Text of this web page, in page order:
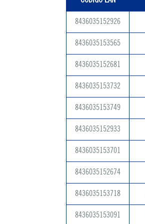
8436035152926
8436035153565
8436035152681
8436035153732
8436035153749
8436035152933
8436035153701
8436035152674
8436035153718
8436035153091